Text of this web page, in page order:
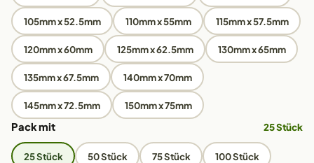
105mm x 52.5mm 110mm x 55mm 115mm x 57.5mm
120mm x 60mm 125mm x 62.5mm 130mm x 65mm
135mm x 67.5mm 140mm x 70mm
145mm x 72.5mm 150mm x 75mm
Pack mit 25 Stück
25 Stück 50 Stück 75 Stück 100 Stück